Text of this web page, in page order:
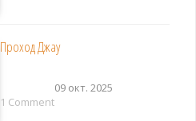
Проход Джау
09 окт. 2025
1 Comment